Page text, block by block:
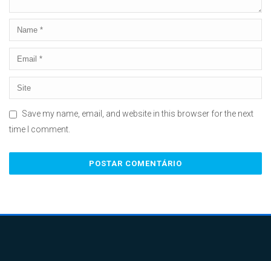
Save my name, email, and website in this browser for the next
time I comment.